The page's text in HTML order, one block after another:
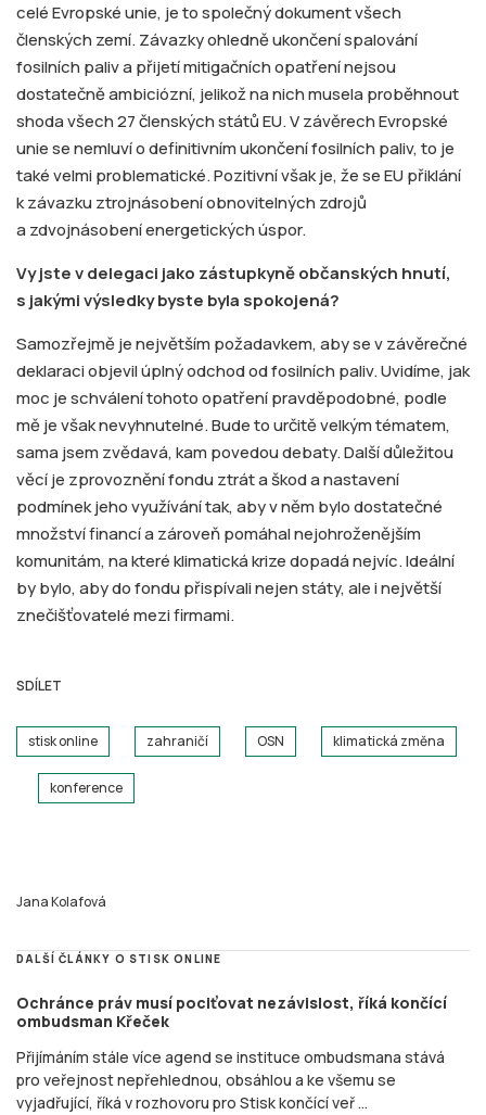
celé Evropské unie, je to společný dokument všech
členských zemí. Závazky ohledně ukončení spalování
fosilních paliv a přijetí mitigačních opatření nejsou
dostatečně ambiciózní, jelikož na nich musela proběhnout
shoda všech 27 členských států EU. V závěrech Evropské
unie se nemluví o definitivním ukončení fosilních paliv, to je
také velmi problematické. Pozitivní však je, že se EU přiklání
k závazku ztrojnásobení obnovitelných zdrojů
a zdvojnásobení energetických úspor.
Vy jste v delegaci jako zástupkyně občanských hnutí,
s jakými výsledky byste byla spokojená?
Samozřejmě je největším požadavkem, aby se v závěrečné
deklaraci objevil úplný odchod od fosilních paliv. Uvidíme, jak
moc je schválení tohoto opatření pravděpodobné, podle
mě je však nevyhnutelné. Bude to určitě velkým tématem,
sama jsem zvědavá, kam povedou debaty. Další důležitou
věcí je zprovoznění fondu ztrát a škod a nastavení
podmínek jeho využívání tak, aby v něm bylo dostatečné
množství financí a zároveň pomáhal nejohroženějším
komunitám, na které klimatická krize dopadá nejvíc. Ideální
by bylo, aby do fondu přispívali nejen státy, ale i největší
znečišťovatelé mezi firmami.
SDÍLET
stisk online zahraničí OSN klimatická změna
konference
Jana Kolafová
DALŠÍ ČLÁNKY O STISK ONLINE
Ochránce práv musí pociťovat nezávislost, říká končící
ombudsman Křeček
Přijímáním stále více agend se instituce ombudsmana stává
pro veřejnost nepřehlednou, obsáhlou a ke všemu se
vyjadřující, říká v rozhovoru pro Stisk končící veř ...